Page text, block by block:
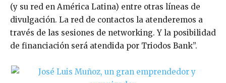
(y su red en América Latina) entre otras líneas de
divulgación. La red de contactos la atenderemos a
través de las sesiones de networking. Y la posibilidad
de financiación será atendida por Triodos Bank”.